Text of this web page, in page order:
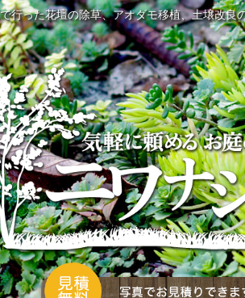
行った花壇の除草、アオダモ移植、土壌改